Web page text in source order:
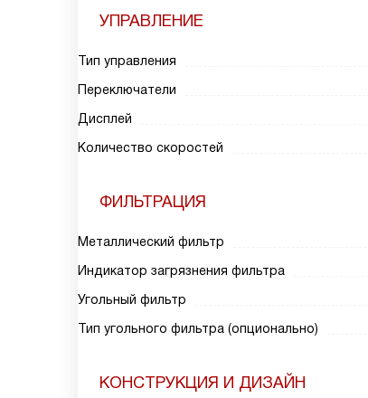
УПРАВЛЕНИЕ
Тип управления
Переключатели
Дисплей
Количество скоростей
ФИЛЬТРАЦИЯ
Металлический фильтр
Индикатор загрязнения фильтра
Угольный фильтр
Тип угольного фильтра (опционально)
КОНСТРУКЦИЯ И ДИЗАЙН